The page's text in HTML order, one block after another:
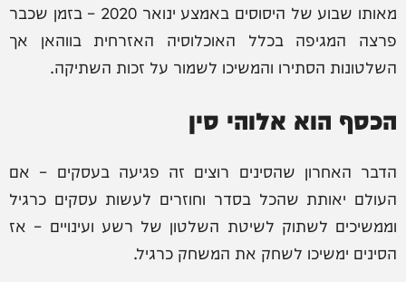
מאותו שבוע של היסוסים באמצע ינואר 2020 – בזמן שכבר
פרצה המגיפה בכלל האוכלוסיה האזרחית בווהאן אך
השלטונות הסתירו והמשיכו לשמור על זכות השתיקה.
הכסף הוא אלוהי סין
הדבר האחרון שהסינים רוצים זה פגיעה בעסקים – אם
העולם יאותת שהכל בסדר וחוזרים לעשות עסקים כרגיל
וממשיכים לשתוק לשיטת השלטון של רשע ועינויים – אז
הסינים ימשיכו לשחק את המשחק כרגיל.